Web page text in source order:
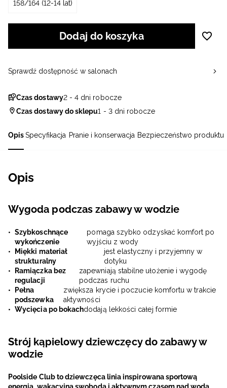
OpisSpecyfikacja Pranie i konserwacja Bezpieczeństwo produktu
Opis
Wygoda podczas zabawy w wodzie
Szybkoschnące
wykończenie
pomaga szybko odzyskać komfort po
wyjściu z wody
Miękki materiał
strukturalny
jest elastyczny i przyjemny w
dotyku
Ramiączka bez
regulacji
zapewniają stabilne ułożenie i wygodę
podczas ruchu
Pełna
podszewka
zwiększa krycie i poczucie komfortu w trakcie
aktywności
Wycięcia po bokachdodają lekkości całej formie
Strój kąpielowy dziewczęcy do zabawy w
wodzie
Poolside Club to dziewczęca linia inspirowana sportową
158/164 (12-14 lat)
Dodaj do koszyka
Czas dostawy2 - 4 dni robocze
Czas dostawy do sklepu1 - 3 dni robocze
Sprawdź dostępność w salonach